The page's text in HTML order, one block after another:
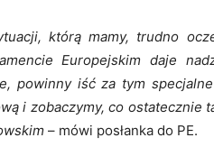
którą mamy, trudno
Europejskim daje
powinny iść za tym
i zobaczymy, co ostatecznie
– mówi posłanka do PE.